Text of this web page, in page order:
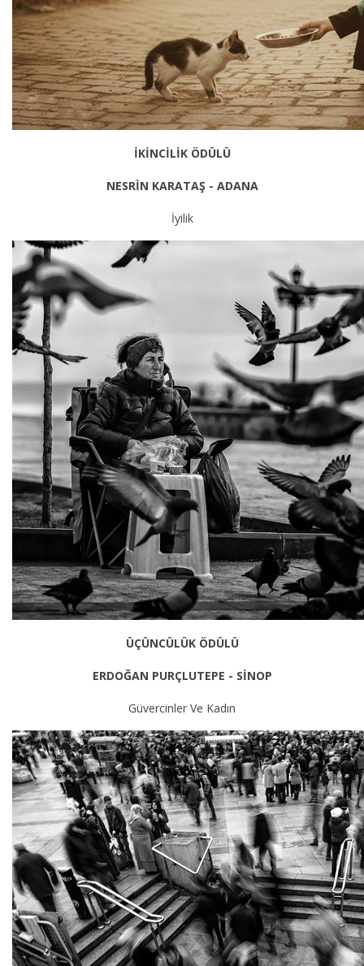
İKİNCİLİK ÖDÜLÜ
NESRİN KARATAŞ - ADANA
İyilik
ÜÇÜNCÜLÜK ÖDÜLÜ
ERDOĞAN PURÇLUTEPE - SİNOP
Güvercinler Ve Kadın